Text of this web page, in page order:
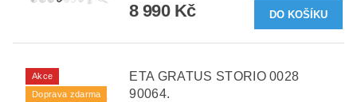
8 990 Kč
Akce
Doprava zdarma
ETA GRATUS STORIO 0028
90064.